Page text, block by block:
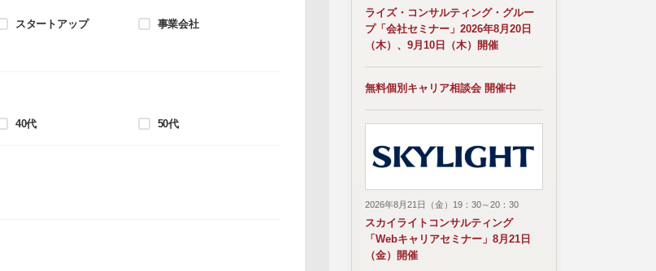
スタートアップ 事業会社
40代 50代
ライズ・コンサルティング・グルー
プ「会社セミナー」2026年8月20日
（木）、9月10日（木）開催
無料個別キャリア相談会 開催中
2026年8月21日（金）19：30～20：30
スカイライトコンサルティング
「Webキャリアセミナー」8月21日
（金）開催